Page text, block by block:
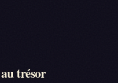
trésor